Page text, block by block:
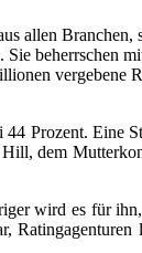
allen Branchen,
beherrschen
vergebene
Prozent. Eine
dem
wird es für
Ratingagenturen